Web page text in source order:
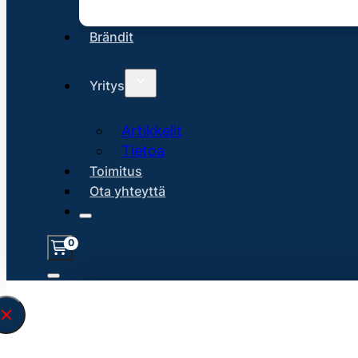
Brändit
Yritys
Artikkelit
Tietoa
Toimitus
Ota yhteyttä
0